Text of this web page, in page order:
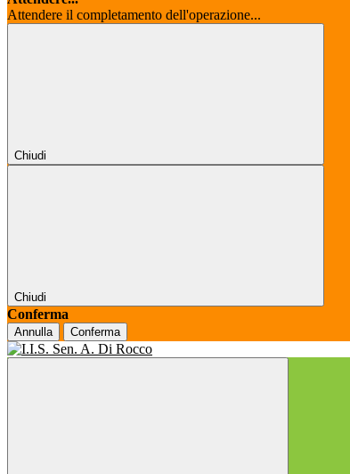
Attendere il completamento dell'operazione...
Chiudi
Chiudi
Conferma
Annulla Conferma